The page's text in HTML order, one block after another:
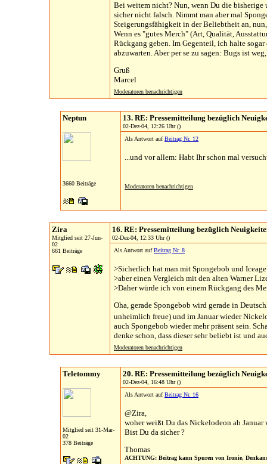
Bei weitem nicht? Nun, wenn Du die
sicher nicht falsch. Nimmt man aber mal
Steigerungsfähigkeit in der Beliebtheit an,
Wenn es "gutes Merch" (Art, Qualität,
Rückgang geben. Im Gegenteil, ich halte
abzuwarten. Aber per se zu sagen: Bugs ist
Gruß
Marcel
Moderatoren benachrichtigen
Neptun
3660 Beiträge
13. RE: Pressemitteilung bezüglich
02-Dez-04, 12:26 Uhr ()
Als Antwort aufBeitrag Nr. 12
...und vor allem: Habt Ihr schon mal
Moderatoren benachrichtigen
Zira
Mitglied seit 27-Jun-
02
661 Beiträge
16. RE: Pressemitteilung bezüglich
02-Dez-04, 12:33 Uhr ()
Als Antwort aufBeitrag Nr. 8
>Sicherlich hat man mit Spongebob und
>aber einen Vergleich mit den alten Warner
>Daher würde ich von einem Rückgang des
Oha, gerade Spongebob wird gerade in
unheimlich freue) und im Januar wieder
auch Spongebob wieder mehr präsent sein.
denke schon, dass dieser sehr beliebt ist und
Moderatoren benachrichtigen
Teletommy
Mitglied seit 31-Mar-
02
378 Beiträge
20. RE: Pressemitteilung bezüglich
02-Dez-04, 16:48 Uhr ()
Als Antwort aufBeitrag Nr. 16
@Zira,
woher weißt Du das Nickelodeon ab Januar
Bist Du da sicher ?
Thomas
ACHTUNG: Beitrag kann Spuren von Ironie,